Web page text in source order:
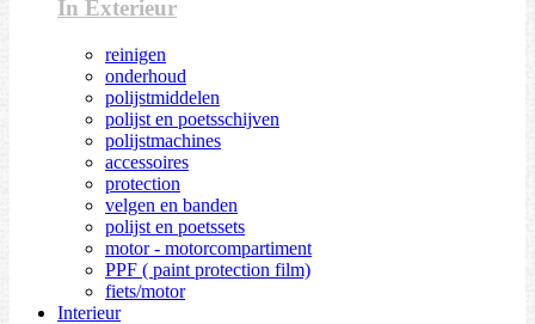
In Exterieur
reinigen
onderhoud
polijstmiddelen
polijst en poetsschijven
polijstmachines
accessoires
protection
velgen en banden
polijst en poetssets
motor - motorcompartiment
PPF ( paint protection film)
fiets/motor
Interieur